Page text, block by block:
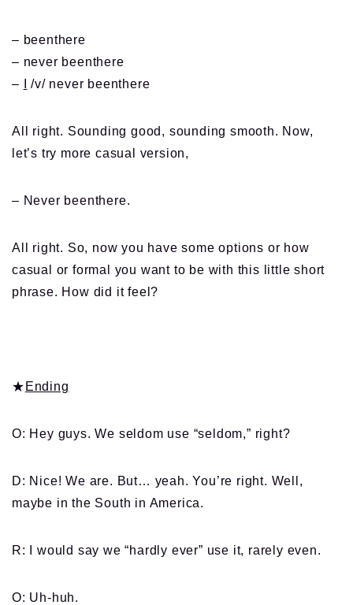
– beenthere
– never beenthere
–
/v/ never beenthere
All right. Sounding good, sounding smooth. Now,
let’s try more casual version,
– Never beenthere.
All right. So, now you have some options or how
casual or formal you want to be with this little short
phrase. How did it feel?
★ Ending
O: Hey guys. We seldom use “seldom,” right?
D: Nice! We are. But… yeah. You’re right. Well,
maybe in the South in America.
R: I would say we “hardly ever” use it, rarely even.
O: Uh-huh.